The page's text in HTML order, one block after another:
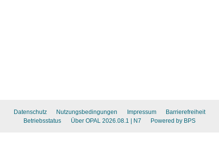
Datenschutz Nutzungsbedingungen Impressum
Barrierefreiheit
Betriebsstatus
Über OPAL 2026.08.1 | N7 Powered by BPS